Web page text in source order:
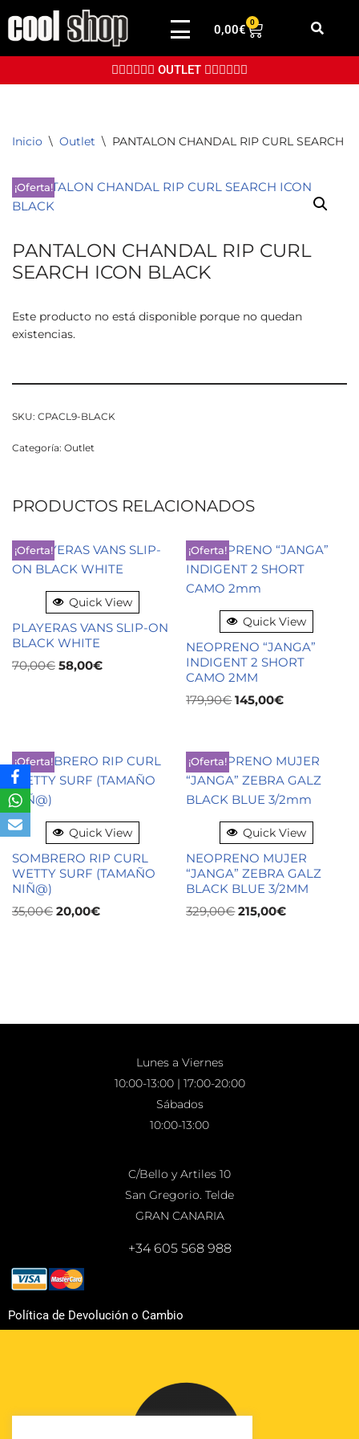
Saltar
contenido
0,00€
0
👉🏼👉🏼👉🏼 OUTLET 👈🏼👈🏼👈🏼
Inicio \ Outlet \ PANTALON CHANDAL RIP CURL SEARCH
¡Oferta!
PANTALON CHANDAL RIP CURL
SEARCH ICON BLACK
Este producto no está disponible porque no quedan
existencias.
SKU: CPACL9-BLACK
Categoría: Outlet
PRODUCTOS RELACIONADOS
¡Oferta!
Quick View
PLAYERAS VANS SLIP-ON
BLACK WHITE
70,00€ 58,00€
¡Oferta!
Quick View
NEOPRENO “JANGA”
INDIGENT 2 SHORT
CAMO 2MM
179,90€ 145,00€
¡Oferta!
Quick View
SOMBRERO RIP CURL
WETTY SURF (TAMAÑO
NIÑ@)
35,00€ 20,00€
¡Oferta!
Quick View
NEOPRENO MUJER
“JANGA” ZEBRA GALZ
BLACK BLUE 3/2MM
329,00€ 215,00€
Lunes a Viernes
10:00-13:00 | 17:00-20:00
Sábados
10:00-13:00
C/Bello y Artiles 10
San Gregorio. Telde
GRAN CANARIA
+34 605 568 988
Política de Devolución o Cambio